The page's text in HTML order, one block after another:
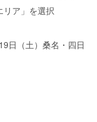
リア」を選択
日（土）桑名・四日